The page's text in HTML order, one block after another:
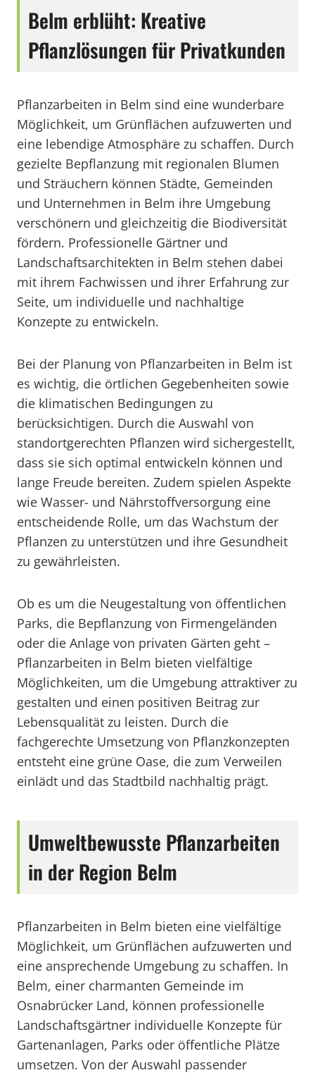
Belm erblüht: Kreative
Pflanzlösungen für Privatkunden
Pflanzarbeiten in Belm sind eine wunderbare
Möglichkeit, um Grünflächen aufzuwerten und
eine lebendige Atmosphäre zu schaffen. Durch
gezielte Bepflanzung mit regionalen Blumen
und Sträuchern können Städte, Gemeinden
und Unternehmen in Belm ihre Umgebung
verschönern und gleichzeitig die Biodiversität
fördern. Professionelle Gärtner und
Landschaftsarchitekten in Belm stehen dabei
mit ihrem Fachwissen und ihrer Erfahrung zur
Seite, um individuelle und nachhaltige
Konzepte zu entwickeln.
Bei der Planung von Pflanzarbeiten in Belm ist
es wichtig, die örtlichen Gegebenheiten sowie
die klimatischen Bedingungen zu
berücksichtigen. Durch die Auswahl von
standortgerechten Pflanzen wird sichergestellt,
dass sie sich optimal entwickeln können und
lange Freude bereiten. Zudem spielen Aspekte
wie Wasser- und Nährstoffversorgung eine
entscheidende Rolle, um das Wachstum der
Pflanzen zu unterstützen und ihre Gesundheit
zu gewährleisten.
Ob es um die Neugestaltung von öffentlichen
Parks, die Bepflanzung von Firmengeländen
oder die Anlage von privaten Gärten geht –
Pflanzarbeiten in Belm bieten vielfältige
Möglichkeiten, um die Umgebung attraktiver zu
gestalten und einen positiven Beitrag zur
Lebensqualität zu leisten. Durch die
fachgerechte Umsetzung von Pflanzkonzepten
entsteht eine grüne Oase, die zum Verweilen
einlädt und das Stadtbild nachhaltig prägt.
Umweltbewusste Pflanzarbeiten
in der Region Belm
Pflanzarbeiten in Belm bieten eine vielfältige
Möglichkeit, um Grünflächen aufzuwerten und
eine ansprechende Umgebung zu schaffen. In
Belm, einer charmanten Gemeinde im
Osnabrücker Land, können professionelle
Landschaftsgärtner individuelle Konzepte für
Gartenanlagen, Parks oder öffentliche Plätze
umsetzen. Von der Auswahl passender